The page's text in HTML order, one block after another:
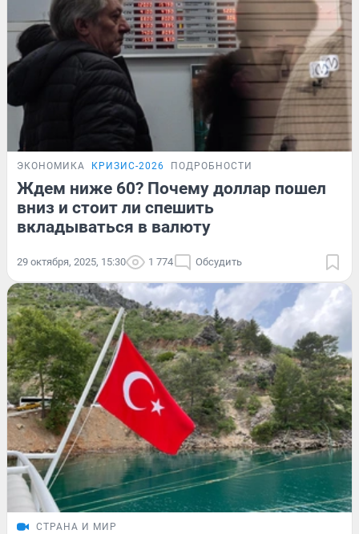
ЭКОНОМИКА КРИЗИС-2026 ПОДРОБНОСТИ
Ждем ниже 60? Почему доллар пошел
вниз и стоит ли спешить
вкладываться в валюту
29 октября, 2025, 15:30 1 774 Обсудить
СТРАНА И МИР